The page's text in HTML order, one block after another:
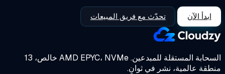
ابدأ الآن تحدّث مع فريق المبيعات
المستقلة للمبدعين.
AMD EPYC، NVMe خالص، 13
عالمية، نشر في ثوانٍ.